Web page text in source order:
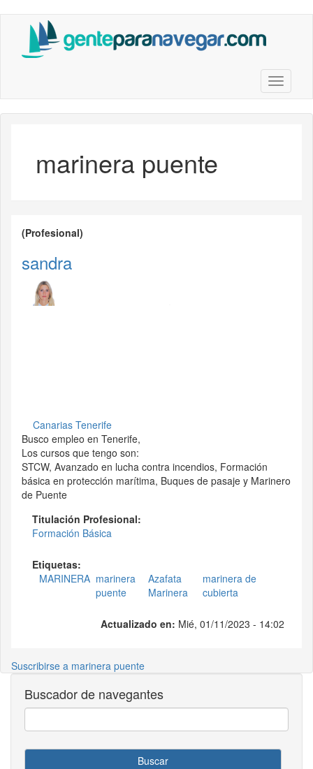
contenido
Toggle
marinera puente
(Profesional)
sandra
Canarias Tenerife
Busco empleo en Tenerife,
Los cursos que tengo son:
STCW, Avanzado en lucha contra incendios, Formación
básica en protección marítima, Buques de pasaje y Marinero
de Puente
Titulación Profesional:
Formación Básica
Etiquetas:
MARINERA marinera
puente
Azafata
Marinera
marinera de
cubierta
Actualizado en: Mié, 01/11/2023 - 14:02
Suscribirse a marinera puente
Buscador de navegantes
Buscar